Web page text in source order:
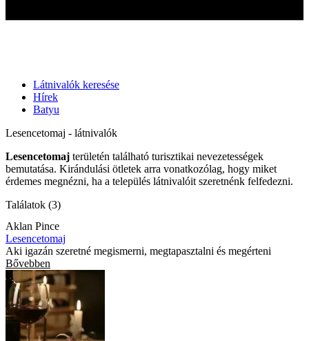
Látnivalók keresése
Hírek
Batyu
Lesencetomaj - látnivalók
Lesencetomaj területén található turisztikai nevezetességek
bemutatása. Kirándulási ötletek arra vonatkozólag, hogy miket
érdemes megnézni, ha a település látnivalóit szeretnénk felfedezni.
Találatok (3)
Aklan Pince
Lesencetomaj
Aki igazán szeretné megismerni, megtapasztalni és megérteni
Bővebben